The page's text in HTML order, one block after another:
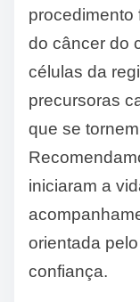
procedimento
do câncer do
células da
precursoras
que se
iniciaram a
orientada
confiança.